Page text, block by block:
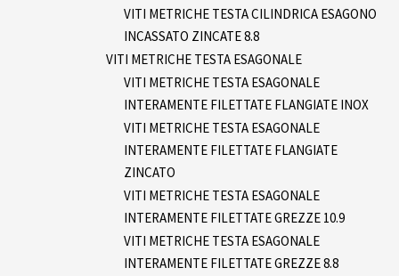
VITI METRICHE TESTA CILINDRICA ESAGONO
INCASSATO ZINCATE 8.8
VITI METRICHE TESTA ESAGONALE
VITI METRICHE TESTA ESAGONALE
INTERAMENTE FILETTATE FLANGIATE INOX
VITI METRICHE TESTA ESAGONALE
INTERAMENTE FILETTATE FLANGIATE
ZINCATO
VITI METRICHE TESTA ESAGONALE
INTERAMENTE FILETTATE GREZZE 10.9
VITI METRICHE TESTA ESAGONALE
INTERAMENTE FILETTATE GREZZE 8.8